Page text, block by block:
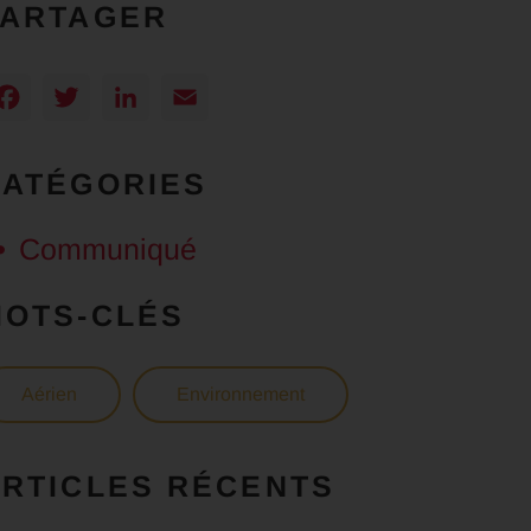
Facebook
TwitterLinkedIn
Communiqué
CLÉS
Aérien Environnement
RÉCENTS